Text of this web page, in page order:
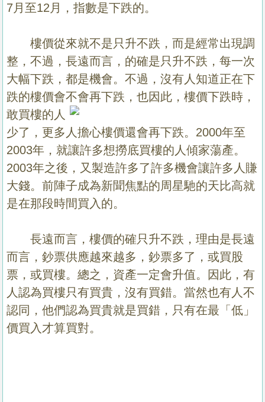
7月至12 月，指數是下跌的。
樓價從來就不是只升不跌，而是經常出現調
整，不過，長遠而言，的確是只升不跌，每一次
大幅下跌，都是機會。不過，沒有人知道正在下
跌的樓價會不會再下跌，也因此，樓價下跌時，
敢買樓的人
少了，更多人擔心樓價還會再下跌。 2000年至
2003年，就讓許多想撈底買樓的人傾家蕩產。
2003年之後，又製造許多了許多機會讓許多人賺
大錢。前陣子成為新聞焦點的周星馳的天比高就
是在那段時間買入的。
長遠而言，樓價的確只升不跌，理由是長遠
而言，鈔票供應越來越多，鈔票多了，或買股
票，或買樓。總之，資產一定會升值。因此，有
人認為買樓只有買貴，沒有買錯。當然也有人不
認同，他們認為買貴就是買錯，只有在最「低」
價買入才算買對。